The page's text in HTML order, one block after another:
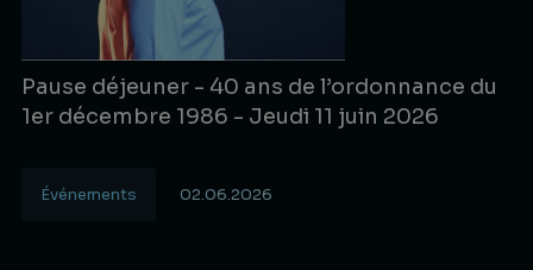
Pause déjeuner - 40 ans de l’ordonnance du
1er décembre 1986 - Jeudi 11 juin 2026
Événements 02.06.2026